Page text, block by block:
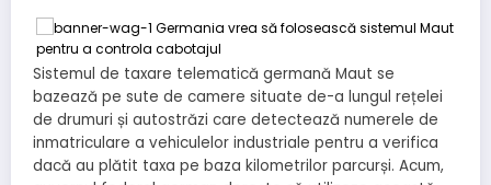
Sistemul de taxare telematică germană Maut se
bazează pe sute de camere situate de-a lungul rețelei
de drumuri și autostrăzi care detectează numerele de
inmatriculare a vehiculelor industriale pentru a verifica
dacă au plătit taxa pe baza kilometrilor parcurși. Acum,